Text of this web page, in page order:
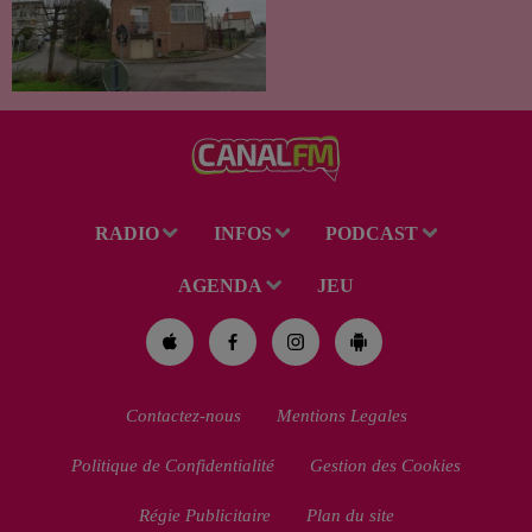
de 38 ans a été mis en examen
pour homicide...
RADIO INFOS PODCAST
AGENDA JEU
Contactez-nous Mentions Legales
Politique de Confidentialité Gestion des Cookies
Régie Publicitaire Plan du site